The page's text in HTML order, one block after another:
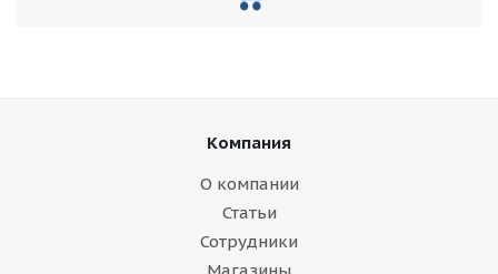
Компания
О компании
Статьи
Сотрудники